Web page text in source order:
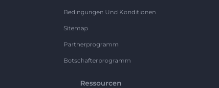
Bedingungen Und Konditionen
Sitemap
Partnerprogramm
Botschafterprogramm
Ressourcen